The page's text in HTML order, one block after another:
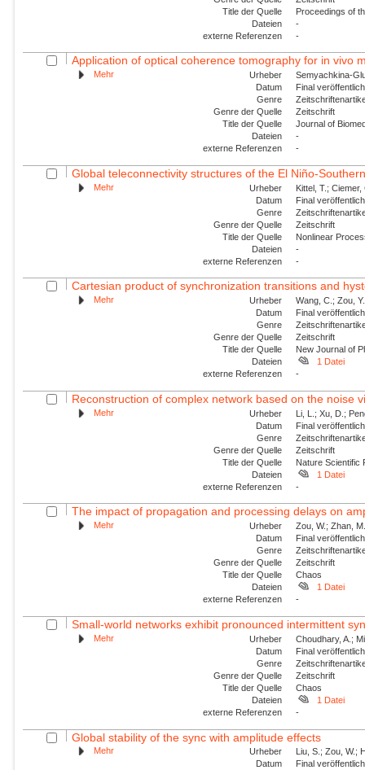
Title der Quelle
Proceedings of
Dateien
-
externe Referenzen
-
Application of optical coherence tomography for in vivo
Mehr Urheber
Semyachkina-
Datum
Final
Genre
Genre der Quelle
Zeitschrift
Title der Quelle
Journal of
Dateien
-
externe Referenzen
-
Global teleconnectivity structures of the El Niño-
Mehr Urheber
Kittel, T.;
Datum
Final
Genre
Genre der Quelle
Zeitschrift
Title der Quelle
Nonlinear
Dateien
-
externe Referenzen
-
Cartesian product of synchronization transitions and
Mehr Urheber
Wang, C.; Zou,
Datum
Final
Genre
Genre der Quelle
Zeitschrift
Title der Quelle
New Journal of
Dateien
1 Datei
externe Referenzen
-
Reconstruction of complex network based on the noise
Mehr Urheber
Li, L.; Xu, D.;
Datum
Final
Genre
Genre der Quelle
Zeitschrift
Title der Quelle
Nature Scientific
Dateien
1 Datei
externe Referenzen
-
The impact of propagation and processing delays on
Mehr Urheber
Zou, W.; Zhan,
Datum
Final
Genre
Genre der Quelle
Zeitschrift
Title der Quelle
Chaos
Dateien
1 Datei
externe Referenzen
-
Small-world networks exhibit pronounced intermittent
Mehr Urheber
Choudhary, A.;
Datum
Final
Genre
Genre der Quelle
Zeitschrift
Title der Quelle
Chaos
Dateien
1 Datei
externe Referenzen
-
Global stability of the sync with amplitude effects
Mehr Urheber
Liu, S.; Zou, W.;
Datum
Final